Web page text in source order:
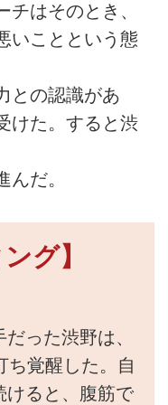
はそのとき、
いことという態
との認識があ
けた。すると渋
だ。
グ】
った渋野は、
ち覚醒した。自
けると、腹筋で